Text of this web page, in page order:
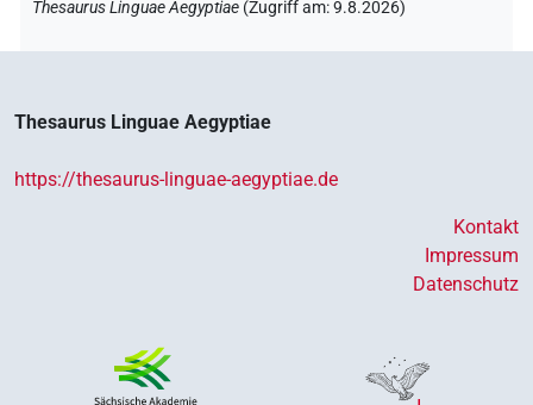
Thesaurus Linguae Aegyptiae (Zugriff am:9.8.2026)
Thesaurus Linguae Aegyptiae
https://thesaurus-linguae-aegyptiae.de
Kontakt
Impressum
Datenschutz